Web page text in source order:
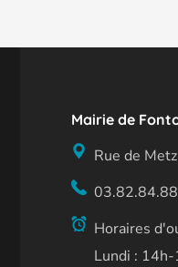
Mairie de
Rue de
Horaires
Lundi :